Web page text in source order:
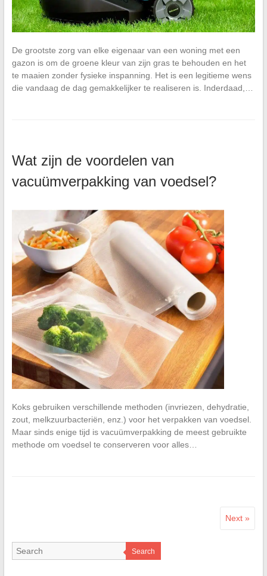
De grootste zorg van elke eigenaar van een woning met een
gazon is om de groene kleur van zijn gras te behouden en het
te maaien zonder fysieke inspanning. Het is een legitieme wens
die vandaag de dag gemakkelijker te realiseren is. Inderdaad,…
Wat zijn de voordelen van
vacuümverpakking van voedsel?
Koks gebruiken verschillende methoden (invriezen, dehydratie,
zout, melkzuurbacteriën, enz.) voor het verpakken van voedsel.
Maar sinds enige tijd is vacuümverpakking de meest gebruikte
methode om voedsel te conserveren voor alles…
Next »
Search